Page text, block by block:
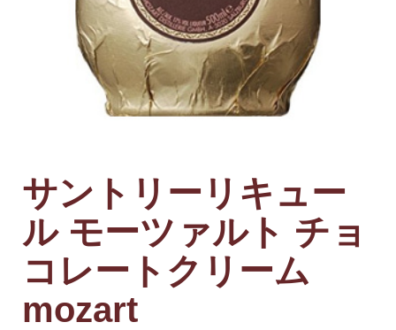
サントリーリキュー
ル モーツァルト チョ
コレートクリーム
mozart